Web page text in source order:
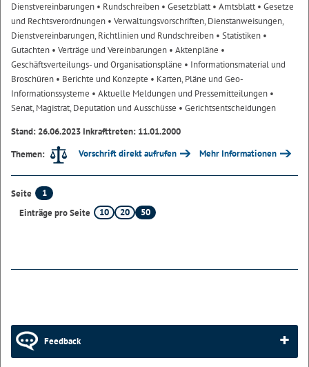
Dienstvereinbarungen • Rundschreiben • Gesetzblatt• Amtsblatt• Gesetze
und Rechtsverordnungen • Verwaltungsvorschriften, Dienstanweisungen,
Dienstvereinbarungen, Richtlinien und Rundschreiben • Statistiken •
Gutachten • Verträge und Vereinbarungen • Aktenpläne •
Geschäftsverteilungs- und Organisationspläne • Informationsmaterial und
Broschüren • Berichte und Konzepte • Karten, Pläne und Geo-
Informationssysteme • Aktuelle Meldungen und Pressemitteilungen •
Senat, Magistrat, Deputation und Ausschüsse • Gerichtsentscheidungen
Stand: 26.06.2023 Inkrafttreten: 11.01.2000
Themen:
Vorschrift direkt aufrufen Mehr Informationen
Seite
1
Einträge pro Seite
10 20 50
Feedback